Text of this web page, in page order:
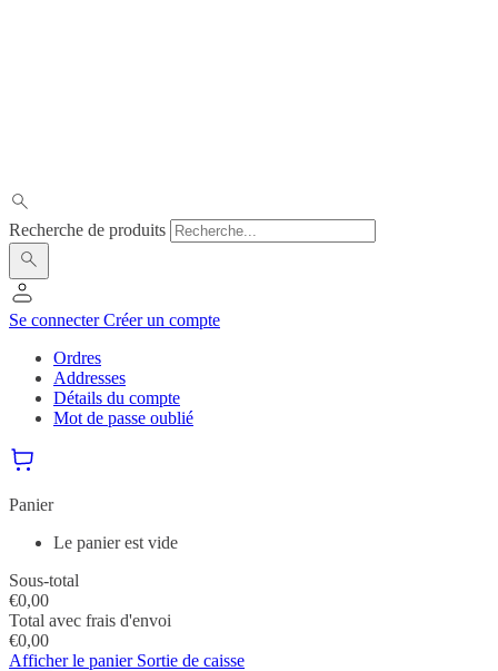
Recherche de produits
Se connecterCréer un compte
Ordres
Addresses
Détails du compte
Mot de passe oublié
Panier
Le panier est vide
Sous-total
€0,00
Total avec frais d'envoi
€0,00
Afficher le panier Sortie de caisse